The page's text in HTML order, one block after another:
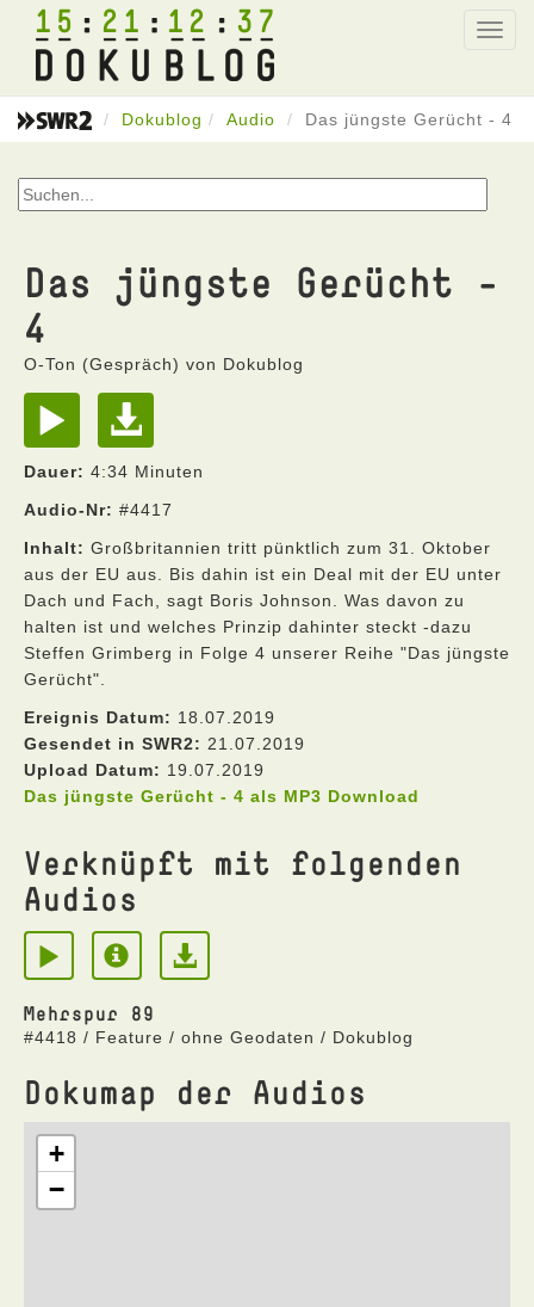
15 21 12 37
Dokublog Audio Das jüngste Gerücht - 4
Das jüngste Gerücht -
4
O-Ton (Gespräch) von Dokublog
Dauer: 4:34 Minuten
Audio-Nr: #4417
Inhalt: Großbritannien tritt pünktlich zum 31. Oktober
aus der EU aus. Bis dahin ist ein Deal mit der EU unter
Dach und Fach, sagt Boris Johnson. Was davon zu
halten ist und welches Prinzip dahinter steckt -dazu
Steffen Grimberg in Folge 4 unserer Reihe "Das jüngste
Gerücht".
Ereignis Datum: 18.07.2019
Gesendet in SWR2: 21.07.2019
Upload Datum: 19.07.2019
Das jüngste Gerücht - 4 als MP3 Download
Verknüpft mit folgenden
Audios
Mehrspur 89
#4418 / Feature / ohne Geodaten / Dokublog
Dokumap der Audios